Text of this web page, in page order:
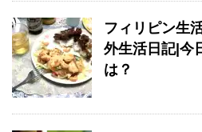
フィリピン生
外生活日記|今
は？